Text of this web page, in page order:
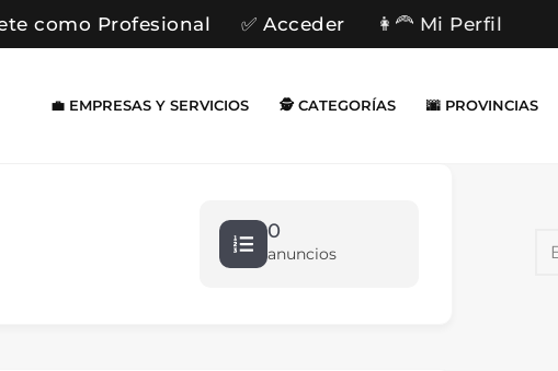
como Profesional ✅ Acceder 👩‍🦰 Mi Perfil
💼 EMPRESAS Y SERVICIOS 🕵️ CATEGORÍAS 🌆 PROVINCIAS
0
anuncios